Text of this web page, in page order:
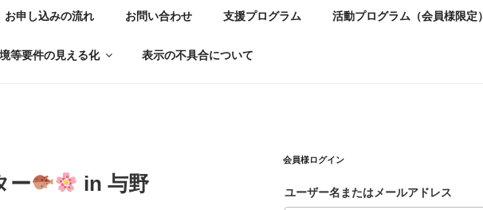
お申し込みの流れ お問い合わせ 支援プログラム 活動プログラム（会員様限定）
等要件の見える化 表示の不具合について
ー in 与野
会員様ログイン
ユーザー名またはメールアドレス